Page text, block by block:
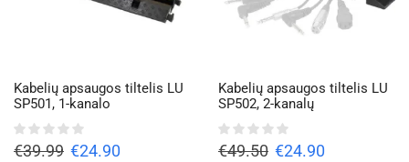
Kabelių apsaugos tiltelis LU
SP501, 1-kanalo
€39.99 €24.90
Kabelių apsaugos tiltelis LU
SP502, 2-kanalų
€49.50 €24.90